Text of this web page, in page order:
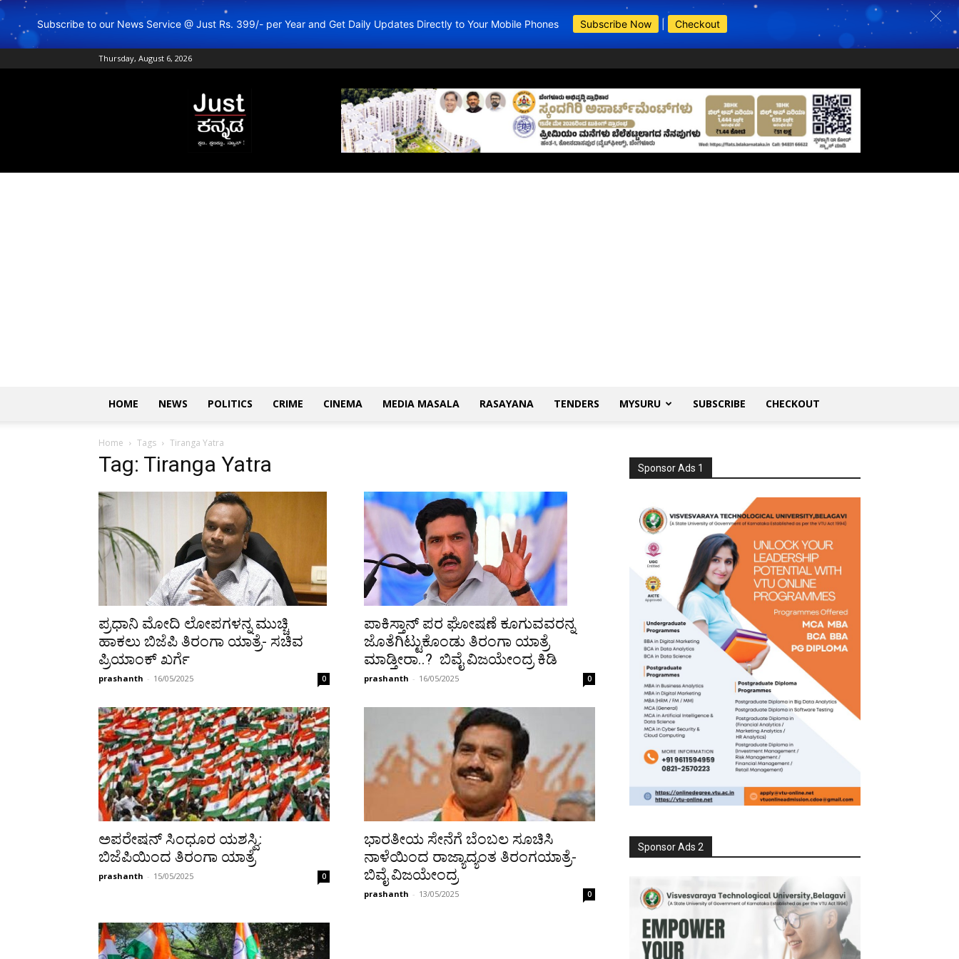
Subscribe to our News Service @ Just Rs. 399/- per Year and Get Daily Updates Directly to Your Mobile Phones Subscribe Now Checkout
Thursday, August 6, 2026
Just
Kannada
–
Online
News
ಕನ್ನಡ
BDA Apartments
HOME NEWS POLITICS CRIME CINEMA MEDIA MASALA RASAYANA TENDERS MYSURU SUBSCRIBE CHECKOUT
Home Tags Tiranga Yatra
Tag: Tiranga Yatra
ಪ್ರಧಾನಿ ಮೋದಿ ಲೋಪಗಳನ್ನ ಮುಚ್ಚಿ
ಹಾಕಲು ಬಿಜೆಪಿ ತಿರಂಗಾ ಯಾತ್ರೆ- ಸಚಿವ
ಪ್ರಿಯಾಂಕ್ ಖರ್ಗೆ
prashanth - 16/05/2025 0
ಪಾಕಿಸ್ತಾನ್ ಪರ ಘೋಷಣೆ ಕೂಗುವವರನ್ನ
ಜೊತೆಗಿಟ್ಟುಕೊಂಡು ತಿರಂಗಾ ಯಾತ್ರೆ
ಮಾಡ್ತೀರಾ..? ಬಿವೈ ವಿಜಯೇಂದ್ರ ಕಿಡಿ
prashanth - 16/05/2025 0
ಅಪರೇಷನ್ ಸಿಂಧೂರ ಯಶಸ್ವಿ:
ಬಿಜೆಪಿಯಿಂದ ತಿರಂಗಾ ಯಾತ್ರೆ
prashanth - 15/05/2025 0
ಭಾರತೀಯ ಸೇನೆಗೆ ಬೆಂಬಲ ಸೂಚಿಸಿ
ನಾಳೆಯಿಂದ ರಾಜ್ಯಾದ್ಯಂತ ತಿರಂಗಯಾತ್ರೆ-
ಬಿವೈ ವಿಜಯೇಂದ್ರ
prashanth - 13/05/2025 0
Sponsor Ads 1
Sponsor Ads 2